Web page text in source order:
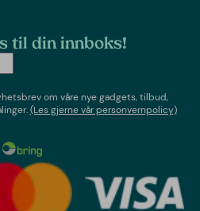
til din innboks!
om våre nye gadgets, tilbud,
(Les gjerne vår personvernpolicy)